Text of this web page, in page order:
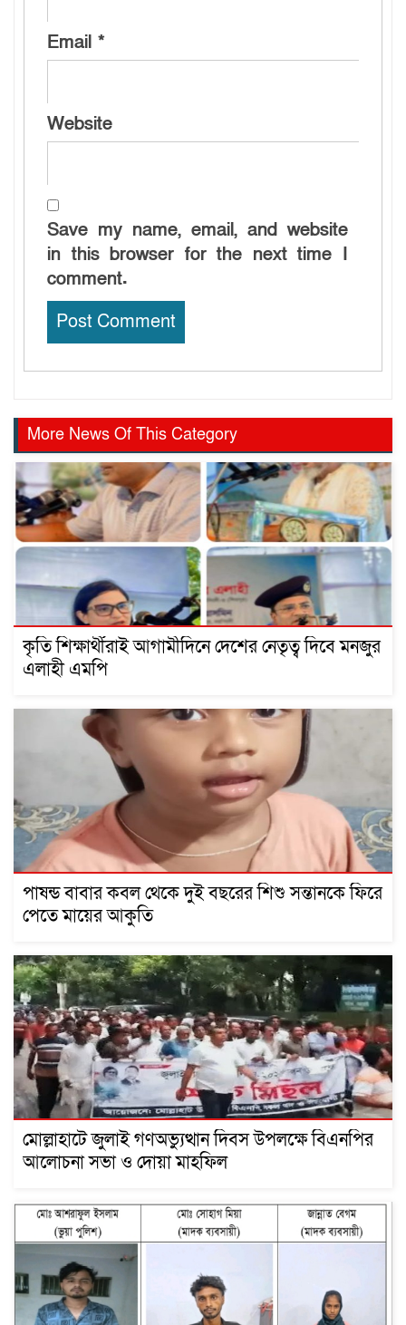
Email *
Website
Save my name, email, and website
in this browser for the next time I
comment.
More News Of This Category
কৃতি শিক্ষার্থীরাই আগামীদিনে দেশের নেতৃত্ব দিবে মনজুর
এলাহী এমপি
পাষন্ড বাবার কবল থেকে দুই বছরের শিশু সন্তানকে ফিরে
পেতে মায়ের আকুতি
মোল্লাহাটে জুলাই গণঅভ্যুত্থান দিবস উপলক্ষে বিএনপির
আলোচনা সভা ও দোয়া মাহফিল